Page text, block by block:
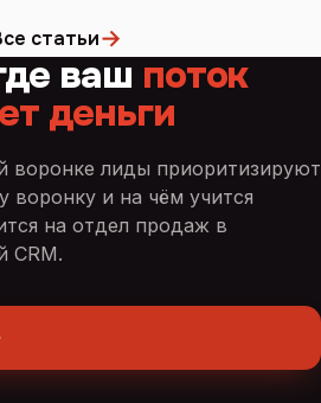
статьи→
ваш поток
деньги
воронке лиды приоритизируют
воронку и на чём учится
на отдел продаж в
CRM.